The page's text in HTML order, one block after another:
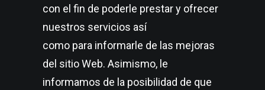
con el fin de poderle prestar y ofrecer
nuestros servicios así
como para informarle de las mejoras
del sitio Web. Asimismo, le
informamos de la posibilidad de que